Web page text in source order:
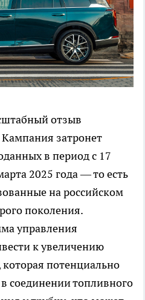
отзыв
Кампания затронет
в период с 17
2025 года — то есть
на российском
поколения.
управления
к увеличению
потенциально
соединении топливного